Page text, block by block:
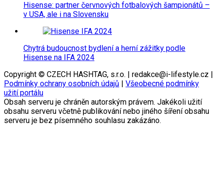
Hisense: partner červnových fotbalových šampionátů –
v USA, ale i na Slovensku
Chytrá budoucnost bydlení a herní zážitky podle
Hisense na IFA 2024
Copyright © CZECH HASHTAG, s.r.o. | redakce@i-lifestyle.cz |
Podmínky ochrany osobních údajů
Všeobecné podmínky
užití portálu
Obsah serveru je chráněn autorským právem. Jakékoli užití
obsahu serveru včetně publikování nebo jiného šíření obsahu
serveru je bez písemného souhlasu zakázáno.